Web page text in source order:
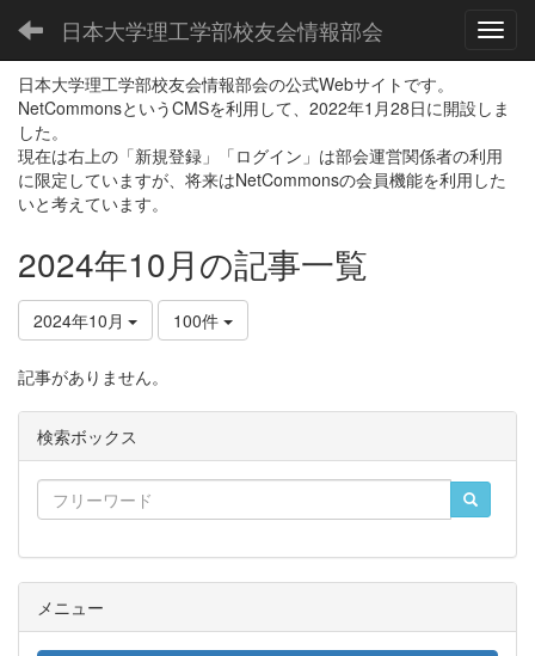
日本大学理工学部校友会情報部会
日本大学理工学部校友会情報部会の公式Webサイトです。
NetCommonsというCMSを利用して、2022年1月28日に開設しま
した。
現在は右上の「新規登録」「ログイン」は部会運営関係者の利用
に限定していますが、将来はNetCommonsの会員機能を利用した
いと考えています。
2024年10月の記事一覧
2024年10月 100件
記事がありません。
検索ボックス
メニュー